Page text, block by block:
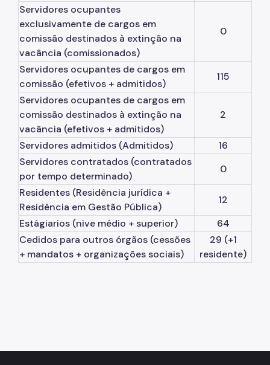
Servidores ocupantes
exclusivamente de cargos em
comissão destinados à extinção na
vacância (comissionados)
0
Servidores ocupantes de cargos em
comissão (efetivos + admitidos)
115
Servidores ocupantes de cargos em
comissão destinados à extinção na
vacância (efetivos + admitidos)
2
Servidores admitidos (Admitidos)
16
Servidores contratados (contratados
por tempo determinado)
0
Residentes (Residência jurídica +
Residência em Gestão Pública)
12
Estágiarios (nive médio + superior)
64
Cedidos para outros órgãos (cessões
+ mandatos + organizações sociais)
29 (+1
residente)